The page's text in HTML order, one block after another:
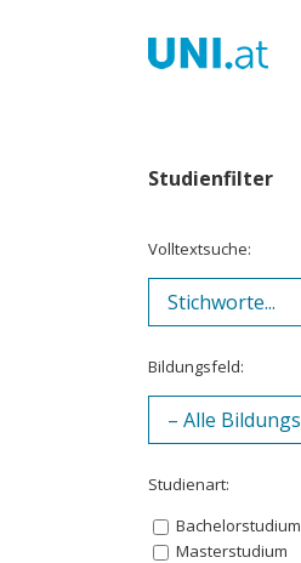
Studienfilter
Volltextsuche:
Bildungsfeld:
Studienart:
Bachelorstudium
Masterstudium